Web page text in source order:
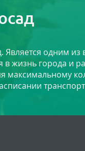
одним
в жизнь города и
максимальному